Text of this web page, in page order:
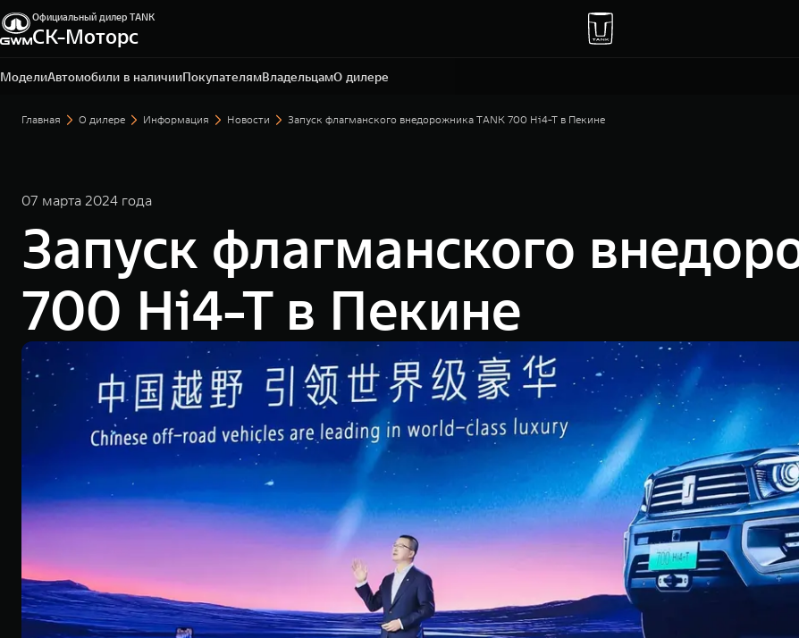
Официальный дилер TANK
СК-Моторс
МоделиАвтомобили в наличииПокупателямВладельцамО дилере
Сургут, проспект Ленина, д. 76
+7 (3462) 22-80-80
Главная О дилере Информация Новости Запуск флагманского внедорожника TANK 700 Hi4-T в Пекине
07 марта 2024 года
Запуск флагманского
700 Hi4-T в Пекине